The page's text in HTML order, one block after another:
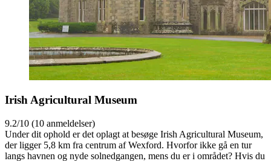
Irish Agricultural Museum
9.2/10 (10 anmeldelser)
Under dit ophold er det oplagt at besøge Irish Agricultural Museum,
der ligger 5,8 km fra centrum af Wexford. Hvorfor ikke gå en tur
langs havnen og nyde solnedgangen, mens du er i området? Hvis du